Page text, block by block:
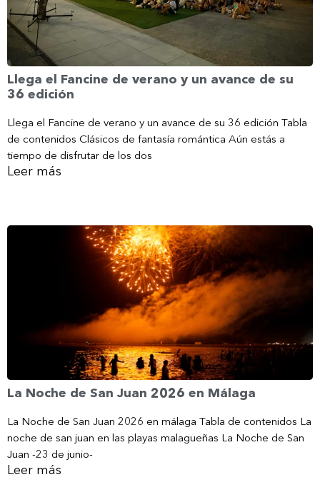
Llega el Fancine de verano y un avance de su
36 edición
Llega el Fancine de verano y un avance de su 36 edición Tabla
de contenidos Clásicos de fantasía romántica Aún estás a
tiempo de disfrutar de los dos
Leer más
La Noche de San Juan 2026 en Málaga
La Noche de San Juan 2026 en málaga Tabla de contenidos La
noche de san juan en las playas malagueñas La Noche de San
Juan -23 de junio-
Leer más